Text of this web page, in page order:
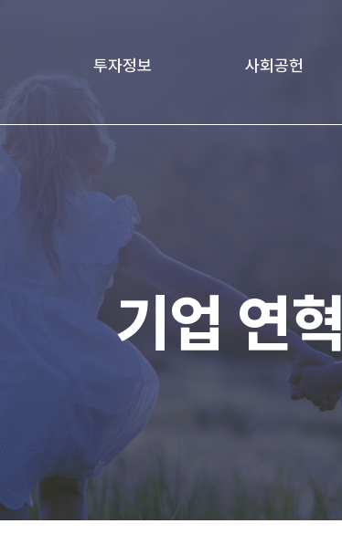
투자정보
기업지배구조
전자공고
IR 자료실
사회공헌
기업 연혁